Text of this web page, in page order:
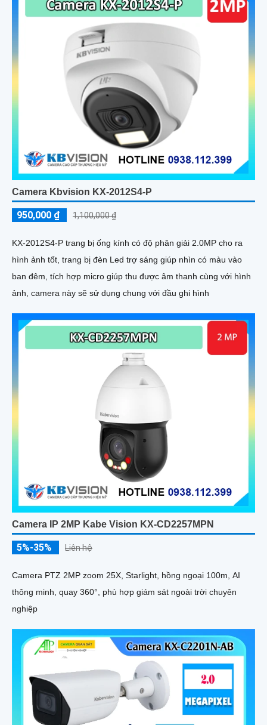
Camera Kbvision KX-2012S4-P
950,000 ₫ 1,100,000 ₫
KX-2012S4-P trang bị ống kính có độ phân giải 2.0MP cho ra
hình ảnh tốt, trang bị đèn Led trợ sáng giúp nhìn có màu vào
ban đêm, tích hợp micro giúp thu được âm thanh cùng với hình
ảnh, camera này sẽ sử dụng chung với đầu ghi hình
Camera IP 2MP Kabe Vision KX-CD2257MPN
5%-35% Liên hệ
Camera PTZ 2MP zoom 25X, Starlight, hồng ngoại 100m, AI
thông minh, quay 360°, phù hợp giám sát ngoài trời chuyên
nghiệp